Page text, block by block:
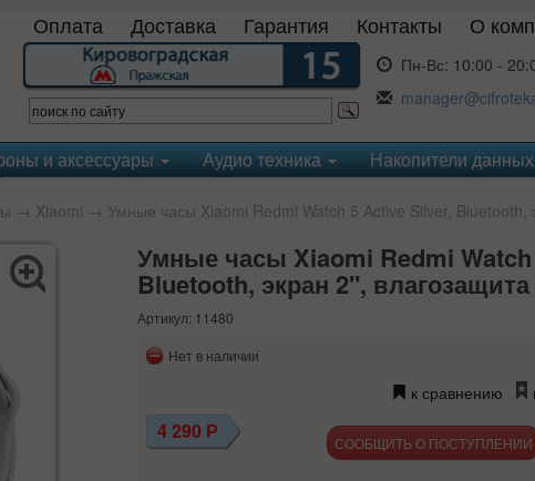
Оплата Доставка Гарантия Контакты О
Пн-Вс: 10:00 -
и аксессуары Аудио техника Накопители данных
→ Xiaomi → Умные часы Xiaomi Redmi Watch 5 Active Silver, Bluetooth,
Умные часы Xiaomi Redmi
Bluetooth, экран 2", влагозащита
Артикул: 11480
Нет в наличии
к сравнению
4 290 Р СООБЩИТЬ О ПОСТУПЛЕНИИ